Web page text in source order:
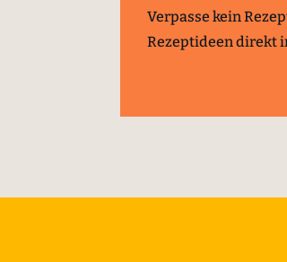
Verpasse kein
Rezeptideen direkt